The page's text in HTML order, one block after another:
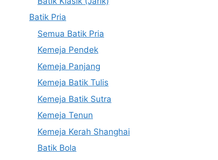
Batik Pria
Semua Batik Pria
Kemeja Pendek
Kemeja Panjang
Kemeja Batik Tulis
Kemeja Batik Sutra
Kemeja Tenun
Kemeja Kerah Shanghai
Batik Bola